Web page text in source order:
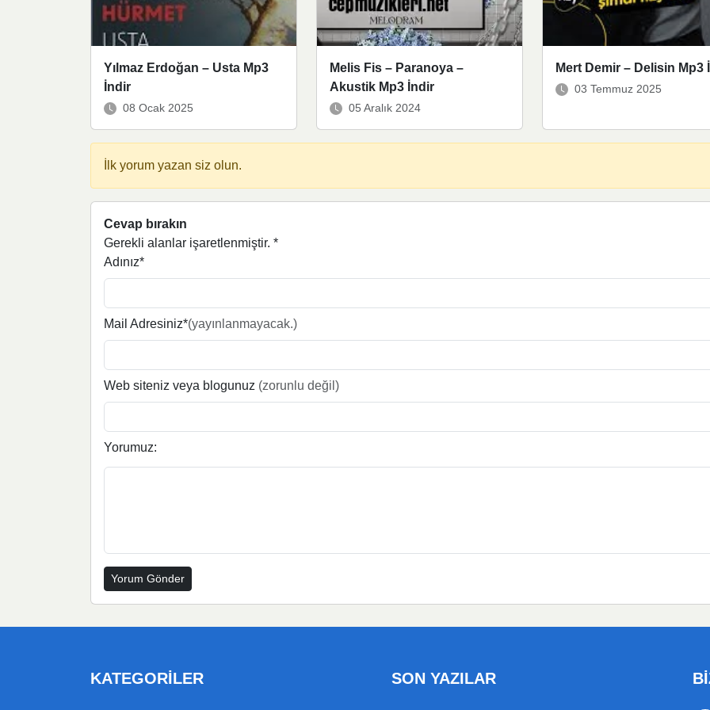
Yılmaz Erdoğan – Usta Mp3
İndir
08 Ocak 2025
Melis Fis – Paranoya –
Akustik Mp3 İndir
05 Aralık 2024
Mert Demir – Delisin Mp3
03 Temmuz 2025
İlk yorum yazan siz olun.
Cevap bırakın
Gerekli alanlar işaretlenmiştir. *
Adınız*
Mail Adresiniz*(yayınlanmayacak.)
Web siteniz veya blogunuz (zorunlu değil)
Yorumuz:
KATEGORILER SON YAZILAR